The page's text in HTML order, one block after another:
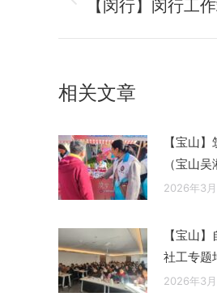
导
历
章：
【闵行】闵行工
相关文章
【宝山
（宝山吴
2026年3
【宝山
社工专题
2026年3